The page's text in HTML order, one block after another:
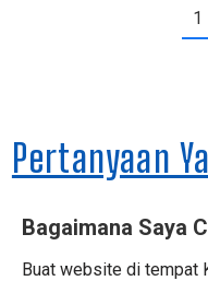
1
Pertanyaan
Bagaimana Saya
Buat website di tempat